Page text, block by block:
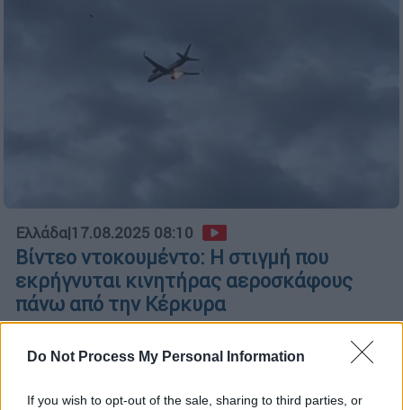
Do Not Process My Personal Information
If you wish to opt-out of the sale, sharing to third parties, or
Ελλάδα|17.08.2025 08:10
Βίντεο ντοκουμέντο: Η στιγμή που
εκρήγνυται κινητήρας αεροσκάφους
πάνω από την Κέρκυρα
Σαββάτου 273 επιβάτες της πτήσης DE3665